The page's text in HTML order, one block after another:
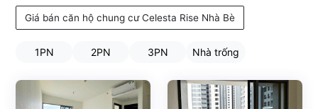
Giá bán căn hộ chung cư Celesta Rise Nhà Bè
1PN 2PN 3PN Nhà trống